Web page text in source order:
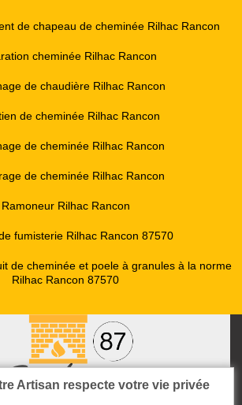
de chapeau de cheminée Rilhac Rancon
cheminée Rilhac Rancon
de chaudière Rilhac Rancon
de cheminée Rilhac Rancon
de cheminée Rilhac Rancon
de cheminée Rilhac Rancon
Ramoneur Rilhac Rancon
fumisterie Rilhac Rancon 87570
de cheminée et poele à granules à la norme
Rilhac Rancon 87570
Artisan respecte votre vie privée